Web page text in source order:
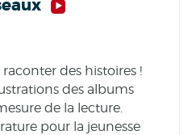
raconter des histoires !
des albums
de la lecture.
pour la jeunesse